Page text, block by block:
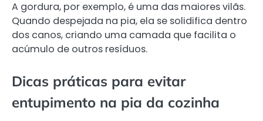
A gordura, por exemplo, é uma das maiores vilãs.
Quando despejada na pia, ela se solidifica dentro
dos canos, criando uma camada que facilita o
acúmulo de outros resíduos.
Dicas práticas para evitar
entupimento na pia da cozinha